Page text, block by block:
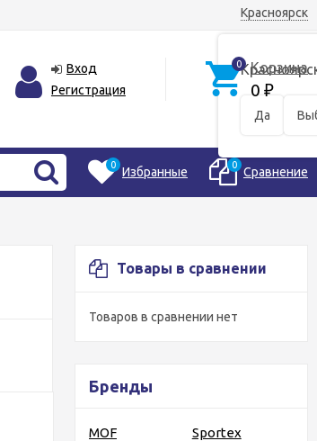
Красноярск
Да
Вход
Регистрация
0 Корзина
0 ₽
0 Избранные 0 Сравнение
Товары в сравнении
Товаров в сравнении нет
Бренды
MOF
Sportex